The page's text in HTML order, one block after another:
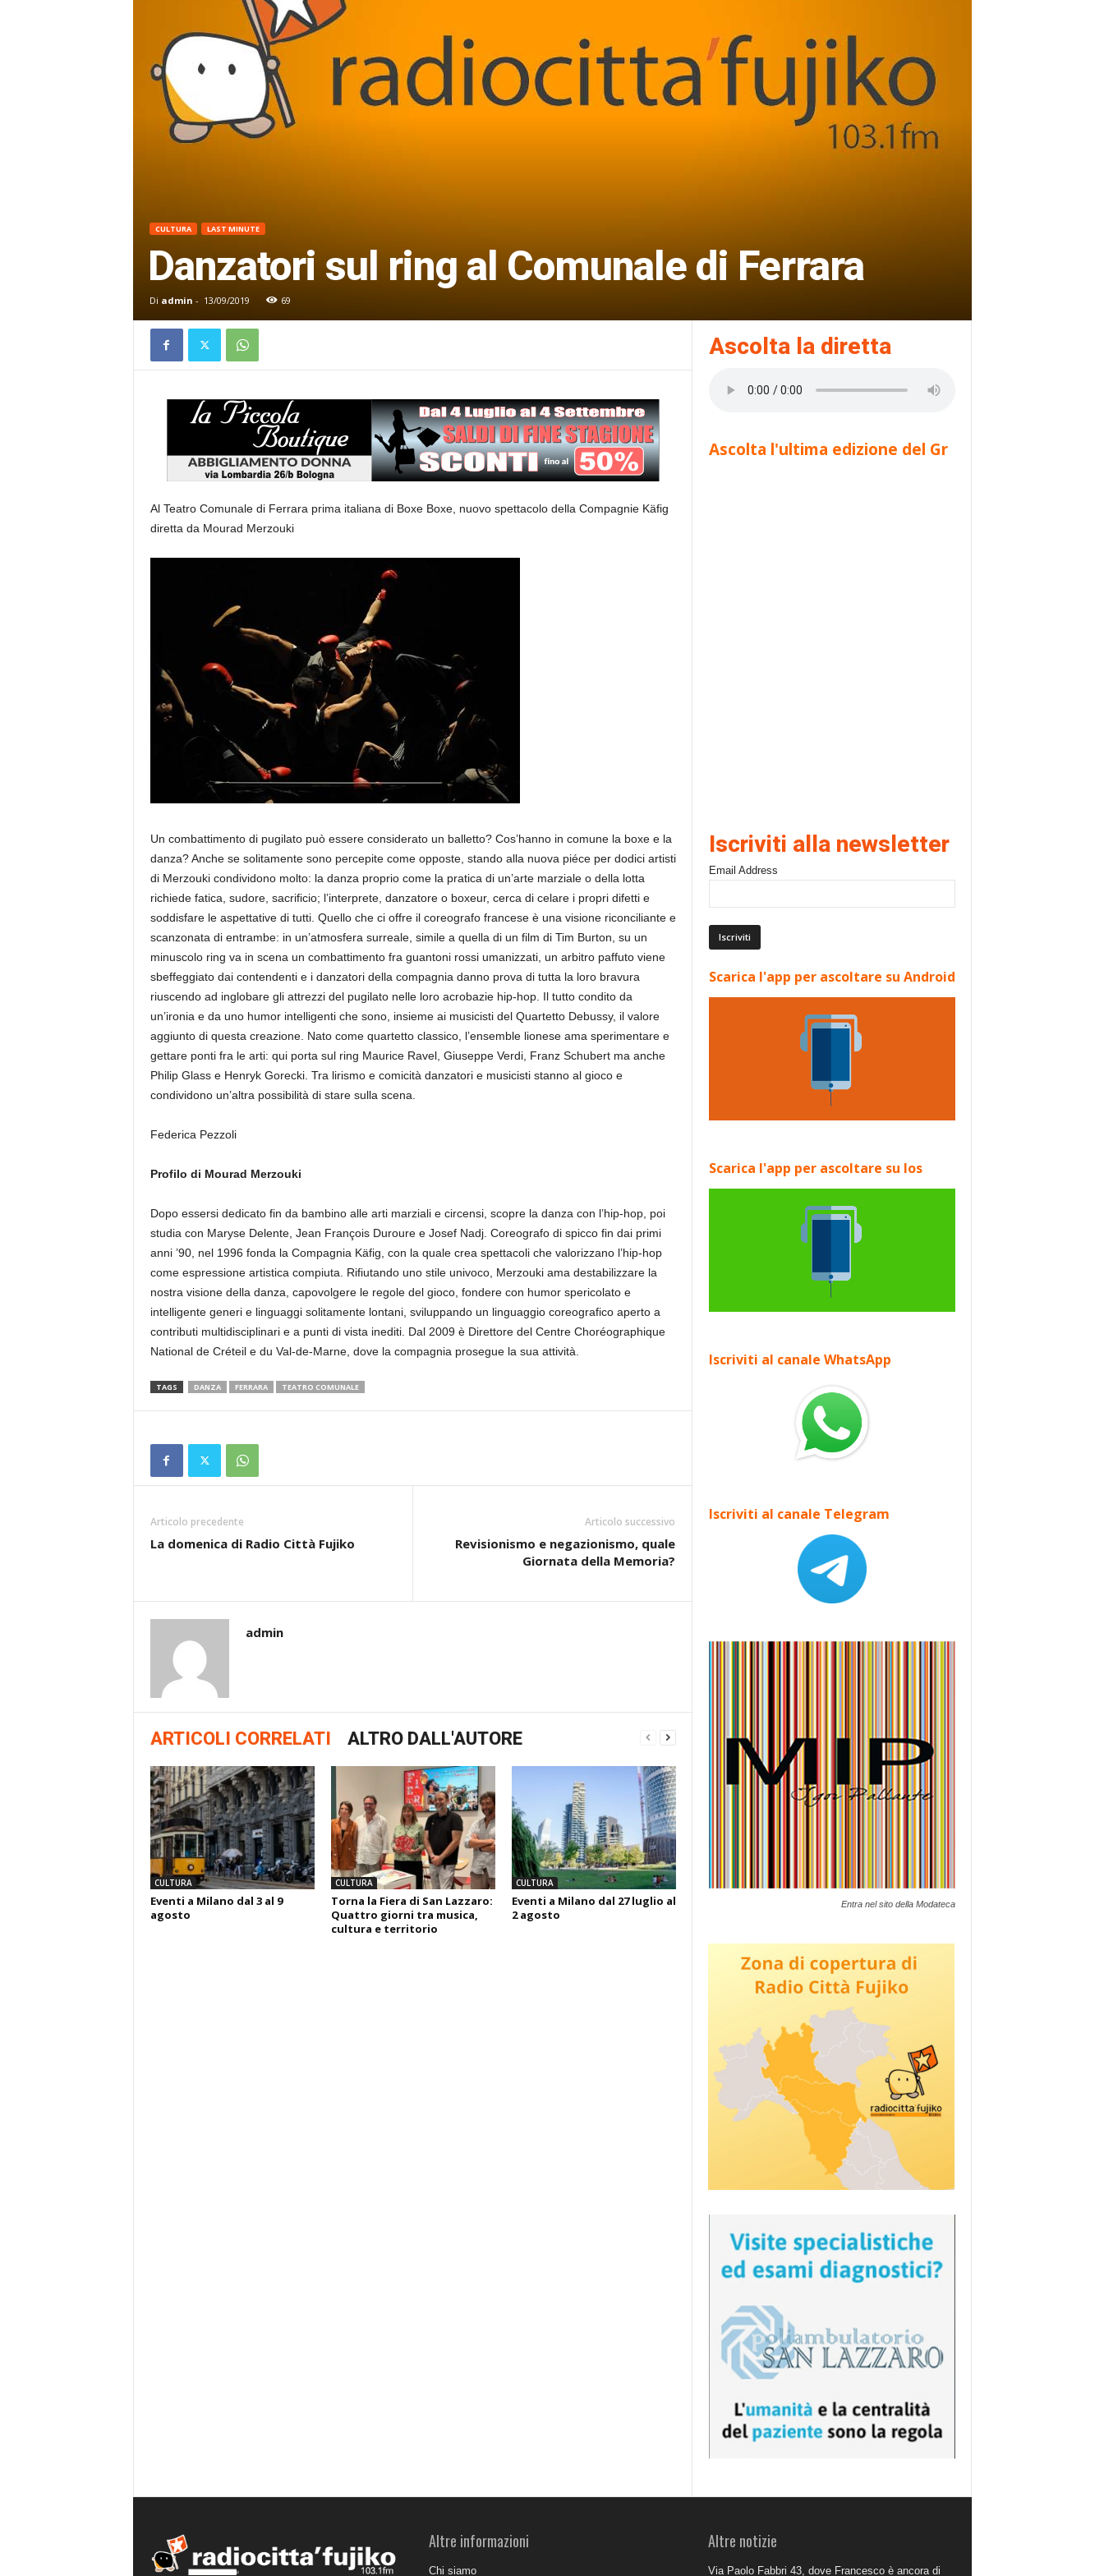
CULTURA LAST MINUTE
Danzatori sul ring al Comunale di Ferrara
Di admin - 13/09/2019 69
Al Teatro Comunale di Ferrara prima italiana di Boxe Boxe, nuovo spettacolo della Compagnie Käfig
diretta da Mourad Merzouki
Un combattimento di pugilato può essere considerato un balletto? Cos’hanno in comune la boxe e la
danza? Anche se solitamente sono percepite come opposte, stando alla nuova piéce per dodici artisti
di Merzouki condividono molto: la danza proprio come la pratica di un’arte marziale o della lotta
richiede fatica, sudore, sacrificio; l’interprete, danzatore o boxeur, cerca di celare i propri difetti e
soddisfare le aspettative di tutti. Quello che ci offre il coreografo francese è una visione riconciliante e
scanzonata di entrambe: in un’atmosfera surreale, simile a quella di un film di Tim Burton, su un
minuscolo ring va in scena un combattimento fra guantoni rossi umanizzati, un arbitro paffuto viene
sbeffeggiato dai contendenti e i danzatori della compagnia danno prova di tutta la loro bravura
riuscendo ad inglobare gli attrezzi del pugilato nelle loro acrobazie hip-hop. Il tutto condito da
un’ironia e da uno humor intelligenti che sono, insieme ai musicisti del Quartetto Debussy, il valore
aggiunto di questa creazione. Nato come quartetto classico, l’ensemble lionese ama sperimentare e
gettare ponti fra le arti: qui porta sul ring Maurice Ravel, Giuseppe Verdi, Franz Schubert ma anche
Philip Glass e Henryk Gorecki. Tra lirismo e comicità danzatori e musicisti stanno al gioco e
condividono un’altra possibilità di stare sulla scena.
Federica Pezzoli
Profilo di Mourad Merzouki
Dopo essersi dedicato fin da bambino alle arti marziali e circensi, scopre la danza con l’hip-hop, poi
studia con Maryse Delente, Jean François Duroure e Josef Nadj. Coreografo di spicco fin dai primi
anni ’90, nel 1996 fonda la Compagnia Käfig, con la quale crea spettacoli che valorizzano l’hip-hop
come espressione artistica compiuta. Rifiutando uno stile univoco, Merzouki ama destabilizzare la
nostra visione della danza, capovolgere le regole del gioco, fondere con humor spericolato e
intelligente generi e linguaggi solitamente lontani, sviluppando un linguaggio coreografico aperto a
contributi multidisciplinari e a punti di vista inediti. Dal 2009 è Direttore del Centre Choréographique
National de Créteil e du Val-de-Marne, dove la compagnia prosegue la sua attività.
TAGS DANZA FERRARA TEATRO COMUNALE
Articolo precedente
La domenica di Radio Città Fujiko
Articolo successivo
Revisionismo e negazionismo, quale
Giornata della Memoria?
admin
ARTICOLI CORRELATI ALTRO DALL'AUTORE
CULTURA
Eventi a Milano dal 3 al 9
agosto
CULTURA
Torna la Fiera di San Lazzaro:
Quattro giorni tra musica,
cultura e territorio
CULTURA
Eventi a Milano dal 27 luglio al
2 agosto
Ascolta la diretta
Ascolta l'ultima edizione del Gr
Iscriviti alla newsletter
Email Address
Scarica l'app per ascoltare su Android
Scarica l'app per ascoltare su Ios
Iscriviti al canale WhatsApp
Iscriviti al canale Telegram
Entra nel sito della Modateca
Altre informazioni
Chi siamo
Altre notizie
Via Paolo Fabbri 43, dove Francesco è ancora di